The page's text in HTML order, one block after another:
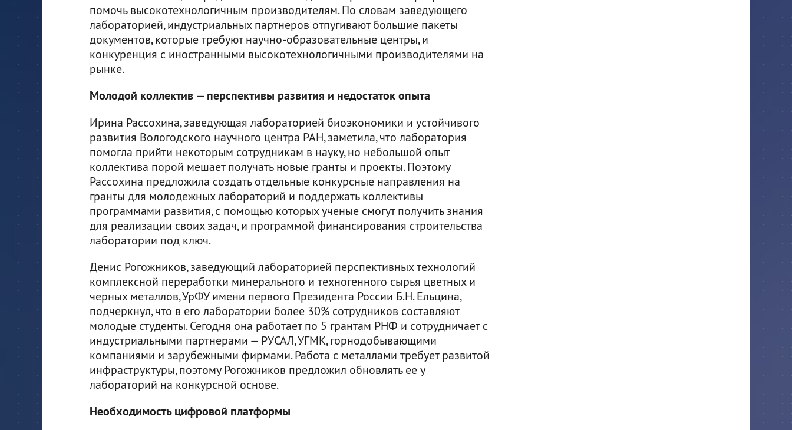
помочь высокотехнологичным производителям. По словам заведующего
лабораторией, индустриальных партнеров отпугивают большие пакеты
документов, которые требуют научно-образовательные центры, и
конкуренция с иностранными высокотехнологичными производителями на
рынке.
Молодой коллектив — перспективы развития и недостаток опыта
Ирина Рассохина, заведующая лабораторией биоэкономики и устойчивого
развития Вологодского научного центра РАН, заметила, что лаборатория
помогла прийти некоторым сотрудникам в науку, но небольшой опыт
коллектива порой мешает получать новые гранты и проекты. Поэтому
Рассохина предложила создать отдельные конкурсные направления на
гранты для молодежных лабораторий и поддержать коллективы
программами развития, с помощью которых ученые смогут получить знания
для реализации своих задач, и программой финансирования строительства
лаборатории под ключ.
Денис Рогожников, заведующий лабораторией перспективных технологий
комплексной переработки минерального и техногенного сырья цветных и
черных металлов, УрФУ имени первого Президента России Б.Н. Ельцина,
подчеркнул, что в его лаборатории более 30% сотрудников составляют
молодые студенты. Сегодня она работает по 5 грантам РНФ и сотрудничает с
индустриальными партнерами — РУСАЛ, УГМК, горнодобывающими
компаниями и зарубежными фирмами. Работа с металлами требует развитой
инфраструктуры, поэтому Рогожников предложил обновлять ее у
лабораторий на конкурсной основе.
Необходимость цифровой платформы